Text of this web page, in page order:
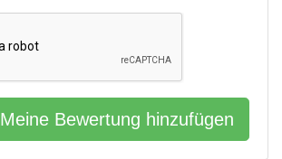
Meine Bewertung hinzufügen